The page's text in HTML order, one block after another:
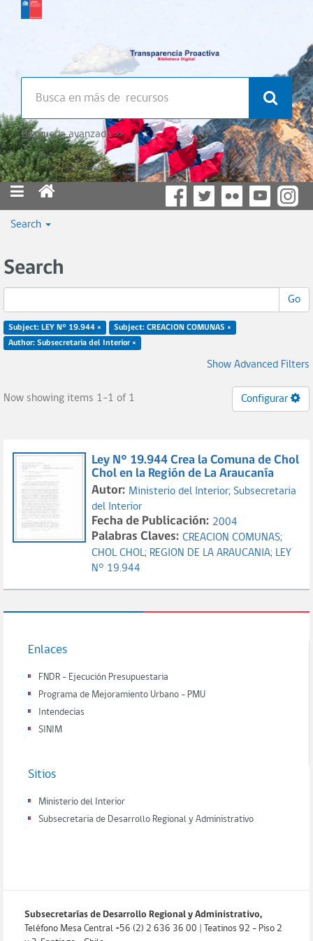
Búsqueda avanzada >>
Search
Search
Go
Subject: LEY N° 19.944 ×
Subject: CREACION COMUNAS ×
Author: Subsecretaria del Interior ×
Show Advanced Filters
Now showing items 1-1 of 1 Configurar
Ley N° 19.944 Crea la Comuna de Chol
Chol en la Región de La Araucanía
Autor: Ministerio del Interior; Subsecretaria
del Interior
Fecha de Publicación: 2004
Palabras Claves: CREACION COMUNAS;
CHOL CHOL; REGION DE LA ARAUCANIA; LEY
N° 19.944
Enlaces
FNDR - Ejecución Presupuestaria
Programa de Mejoramiento Urbano - PMU
Intendecias
SINIM
Sitios
Ministerio del Interior
Subsecretaria de Desarrollo Regional y Administrativo
Subsecretarías de Desarrollo Regional y Administrativo,
Teléfono Mesa Central +56 (2) 2 636 36 00 | Teatinos 92 - Piso 2